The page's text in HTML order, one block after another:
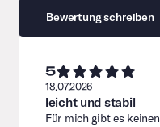
Bewertung schreiben
5
18.07.2026
leicht und stabil
Für mich gibt es